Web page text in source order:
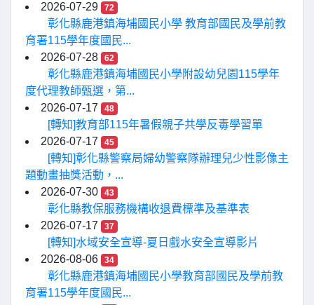
2026-07-29
72
彰化縣鹿港鎮海埔國民小學 教育部國民及學前教
育署115學年度國民...
2026-07-28
62
彰化縣鹿港鎮海埔國民小學附設幼兒園115學年
度代理教師甄選，第...
2026-07-17
48
[轉知]教育部115年暑假親子共學反毒學習單
2026-07-17
45
[轉知]彰化縣警察局婦幼警察隊辦理兒少性影像主
題動畫抽獎活動，...
2026-07-30
43
彰化縣教保服務機構收退費標準及基準表
2026-07-17
37
[轉知]水域安全宣導-夏日戲水安全宣導影片
2026-08-06
34
彰化縣鹿港鎮海埔國民小學教育部國民及學前教
育署115學年度國民...